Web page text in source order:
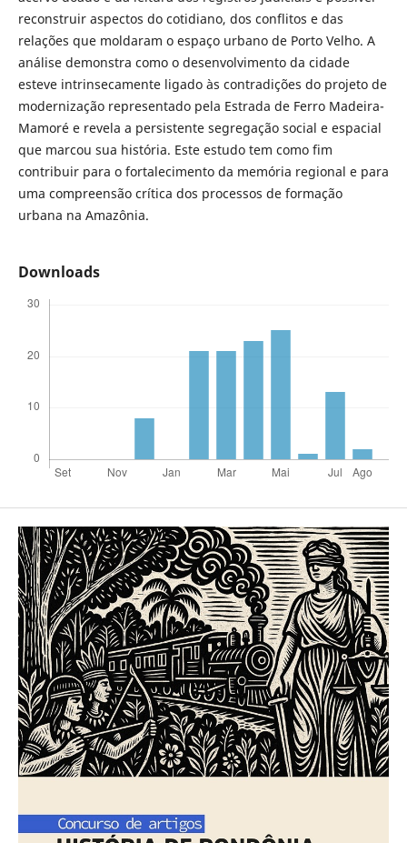
reconstruir aspectos do cotidiano, dos conflitos e das
relações que moldaram o espaço urbano de Porto Velho. A
análise demonstra como o desenvolvimento da cidade
esteve intrinsecamente ligado às contradições do projeto de
modernização representado pela Estrada de Ferro Madeira-
Mamoré e revela a persistente segregação social e espacial
que marcou sua história. Este estudo tem como fim
contribuir para o fortalecimento da memória regional e para
uma compreensão crítica dos processos de formação
urbana na Amazônia.
Downloads